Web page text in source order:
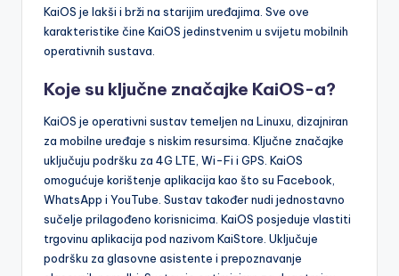
KaiOS je lakši i brži na starijim uređajima. Sve ove
karakteristike čine KaiOS jedinstvenim u svijetu mobilnih
operativnih sustava.
Koje su ključne značajke KaiOS-a?
KaiOS je operativni sustav temeljen na Linuxu, dizajniran
za mobilne uređaje s niskim resursima. Ključne značajke
uključuju podršku za 4G LTE, Wi-Fi i GPS. KaiOS
omogućuje korištenje aplikacija kao što su Facebook,
WhatsApp i YouTube. Sustav također nudi jednostavno
sučelje prilagođeno korisnicima. KaiOS posjeduje vlastiti
trgovinu aplikacija pod nazivom KaiStore. Uključuje
podršku za glasovne asistente i prepoznavanje